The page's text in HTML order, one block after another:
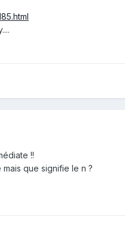
!!
que signifie le n ?